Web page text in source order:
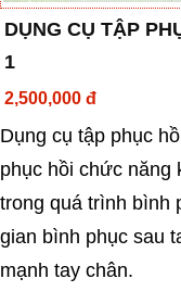
DỤNG CỤ TẬP
1
2,500,000 đ
Dụng cụ tập phục
phục hồi chức năng
trong quá trình bình
gian bình phục sau
mạnh tay chân.